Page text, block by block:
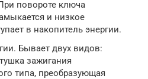
повороте ключа
и низкое
в накопитель энергии.
Бывает двух видов:
зажигания
типа, преобразующая